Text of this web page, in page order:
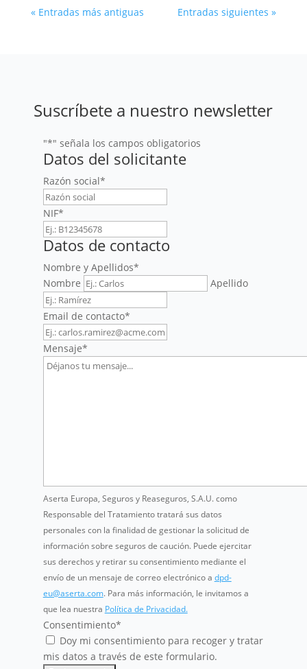
« Entradas más antiguas Entradas siguientes »
Suscríbete a nuestro newsletter
"*" señala los campos obligatorios
Datos del solicitante
Razón social*
NIF*
Datos de contacto
Nombre y Apellidos*
Nombre
Apellido
Email de contacto*
Mensaje*
Aserta Europa, Seguros y Reaseguros, S.A.U. como
Responsable del Tratamiento tratará sus datos
personales con la finalidad de gestionar la solicitud de
información sobre seguros de caución. Puede ejercitar
sus derechos y retirar su consentimiento mediante el
envío de un mensaje de correo electrónico a dpd-
eu@aserta.com. Para más información, le invitamos a
que lea nuestra Política de Privacidad.
Consentimiento*
Doy mi consentimiento para recoger y tratar
mis datos a través de este formulario.